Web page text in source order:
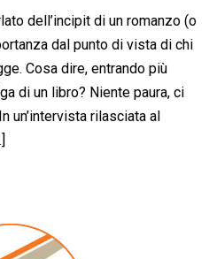
dell’incipit di un romanzo (o
dal punto di vista di chi
Cosa dire, entrando più
di un libro? Niente paura, ci
un’intervista rilasciata al